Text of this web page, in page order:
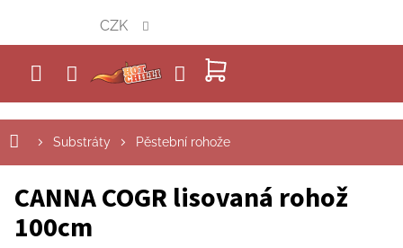
obsah
NÁKUPNÍ
KOŠÍK
CZK
Substráty Pěstební rohože
CANNA COGR lisovaná rohož
100cm